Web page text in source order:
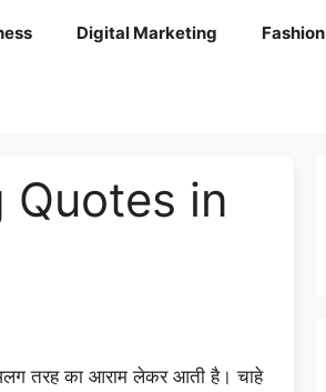
Digital Marketing Fashion
in
तरह का आराम लेकर आती है। चाहे